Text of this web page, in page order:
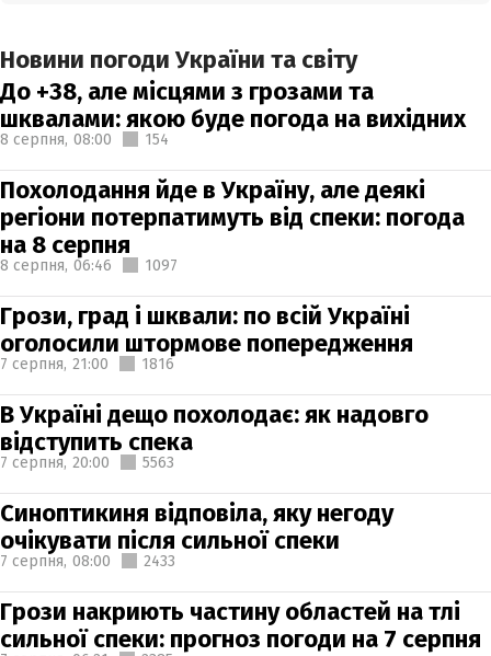
Новини погоди України та світу
До +38, але місцями з грозами та
шквалами: якою буде погода на вихідних
8 серпня, 08:00 154
Похолодання йде в Україну, але деякі
регіони потерпатимуть від спеки: погода
на 8 серпня
8 серпня, 06:46 1097
Грози, град і шквали: по всій Україні
оголосили штормове попередження
7 серпня, 21:00 1816
В Україні дещо похолодає: як надовго
відступить спека
7 серпня, 20:00 5563
Синоптикиня відповіла, яку негоду
очікувати після сильної спеки
7 серпня, 08:00 2433
Грози накриють частину областей на тлі
сильної спеки: прогноз погоди на 7 серпня